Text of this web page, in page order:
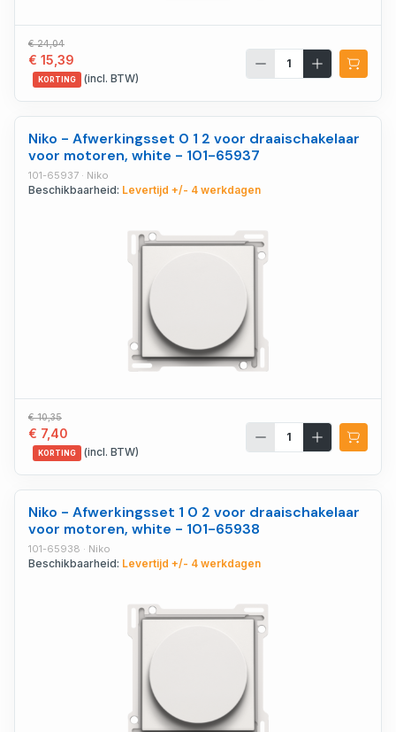
€ 24,04
€ 15,39
KORTING (incl. BTW)
Niko - Afwerkingsset 0 1 2 voor draaischakelaar
voor motoren, white - 101-65937
101-65937 · Niko
Beschikbaarheid: Levertijd +/- 4 werkdagen
€ 10,35
€ 7,40
KORTING (incl. BTW)
Niko - Afwerkingsset 1 0 2 voor draaischakelaar
voor motoren, white - 101-65938
101-65938 · Niko
Beschikbaarheid: Levertijd +/- 4 werkdagen